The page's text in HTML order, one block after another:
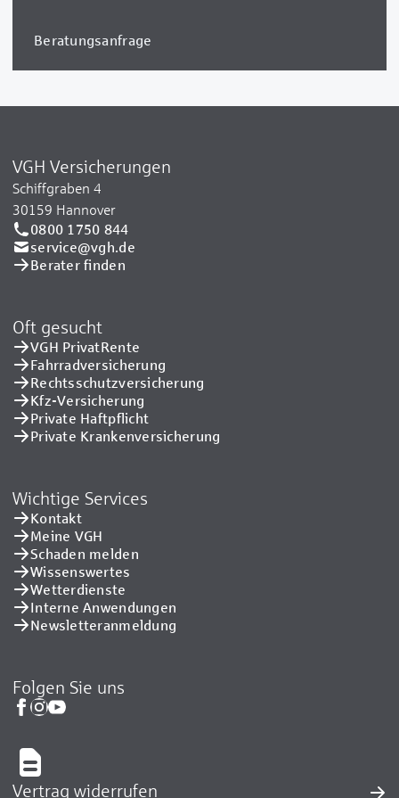
Beratungsanfrage
VGH Versicherungen
Schiffgraben 4
30159 Hannover
0800 1750 844
service@vgh.de
Berater finden
Oft gesucht
VGH PrivatRente
Fahrradversicherung
Rechtsschutzversicherung
Kfz-Versicherung
Private Haftpflicht
Private Kranken­versicherung
Wichtige Services
Kontakt
Meine VGH
Schaden melden
Wissenswertes
Wetterdienste
Interne Anwendungen
Newsletteranmeldung
Folgen Sie uns
Vertrag widerrufen